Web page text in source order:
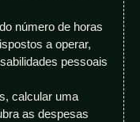
número de horas
a operar,
pessoais
calcular uma
as despesas